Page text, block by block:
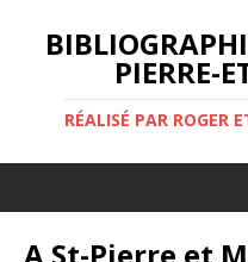
PIERRE-
RÉALISÉ PAR ROGER